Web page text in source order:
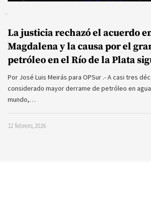
La justicia rechazó el acuerdo
Magdalena y la causa por el
petróleo en el Río de la Plata
Por José Luis Meirás para OPSur .- A casi tres
considerado mayor derrame de petróleo en
mundo,…
12 febrero, 2026